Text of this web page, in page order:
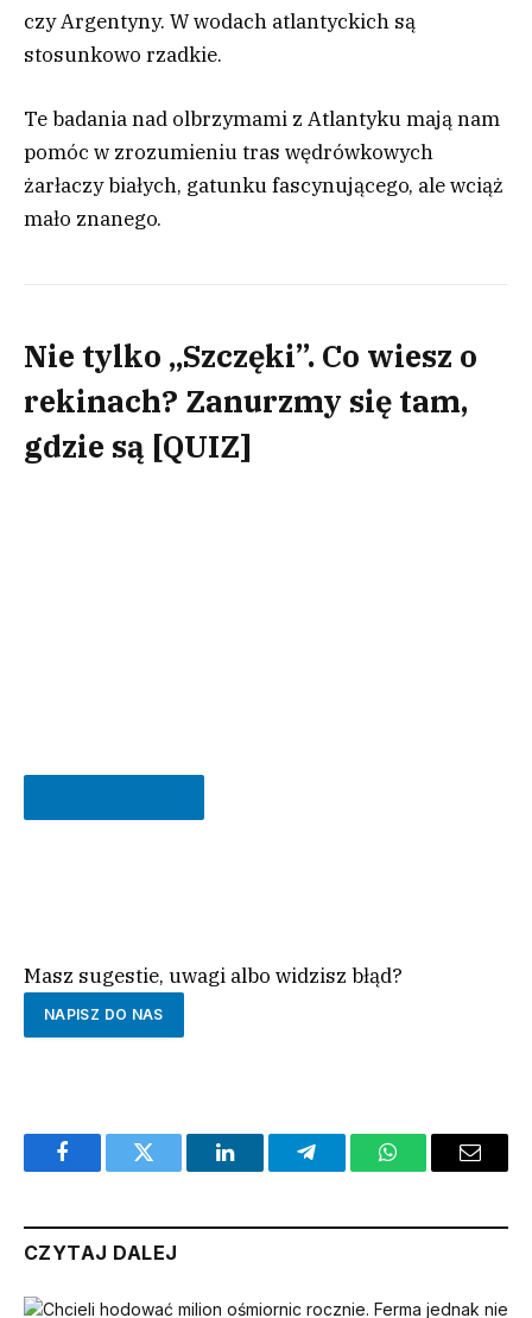
czy Argentyny. W wodach atlantyckich są
stosunkowo rzadkie.
Te badania nad olbrzymami z Atlantyku mają nam
pomóc w zrozumieniu tras wędrówkowych
żarłaczy białych, gatunku fascynującego, ale wciąż
mało znanego.
Nie tylko „Szczęki”. Co wiesz o
rekinach? Zanurzmy się tam,
gdzie są [QUIZ]
Masz sugestie, uwagi albo widzisz błąd?
NAPISZ DO NAS
FacebookTwitter LinkedInTelegramWhatsAppEmail
CZYTAJ DALEJ